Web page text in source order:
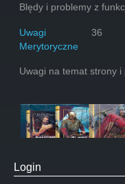
Blędy i problemy z
Uwagi
Merytoryczne
36
Uwagi na temat strony i
Login